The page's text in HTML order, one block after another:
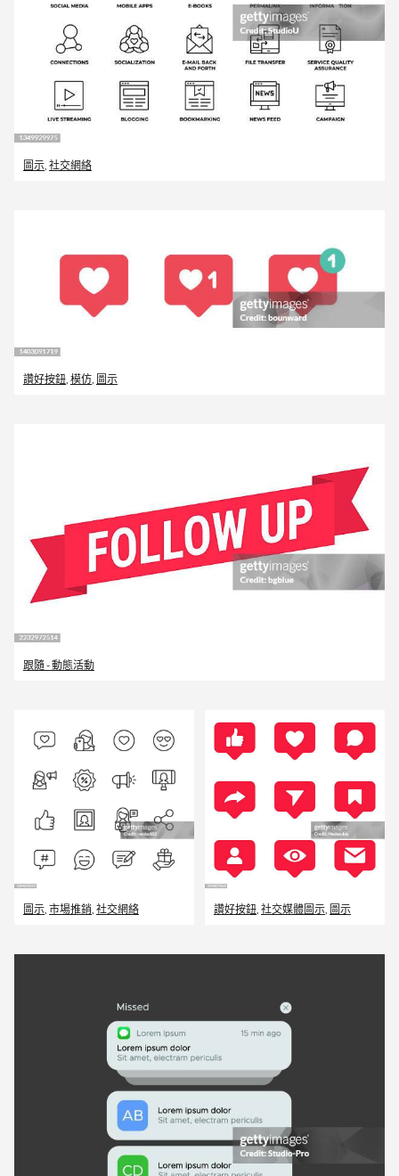
圖示 社交網絡
讚好按鈕, 模仿, 圖示
跟隨 - 動態活動
圖示, 市場推銷, 社交網絡 讚好按鈕, 社交媒體圖示, 圖示